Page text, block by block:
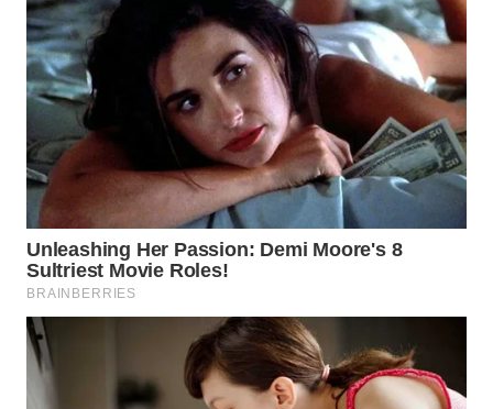
WN
BEKASI
WN
BOGOR
WN
DEPOK
WN